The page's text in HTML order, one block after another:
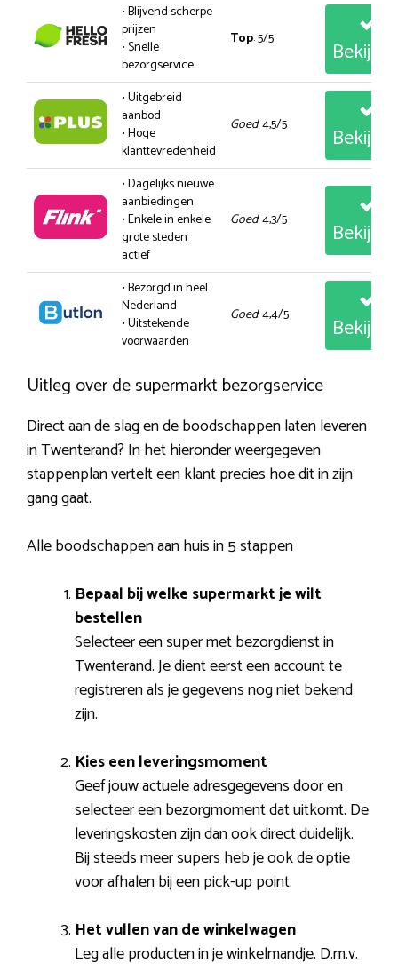
• Blijvend scherpe
prijzen
• Snelle
bezorgservice
Top: 5/5
• Uitgebreid
aanbod
• Hoge
klanttevredenheid
Goed: 4,5/5
• Dagelijks nieuwe
aanbiedingen
• Enkele in enkele
grote steden
actief
Goed: 4,3/5
• Bezorgd in heel
Nederland
• Uitstekende
voorwaarden
Goed: 4,4/5
Uitleg over de supermarkt bezorgservice
Direct aan de slag en de boodschappen laten leveren
in Twenterand? In het hieronder weergegeven
stappenplan vertelt een klant precies hoe dit in zijn
gang gaat.
Alle boodschappen aan huis in 5 stappen
Bepaal bij welke supermarkt je wilt
bestellen
Selecteer een super met bezorgdienst in
Twenterand. Je dient eerst een account te
registreren als je gegevens nog niet bekend
zijn.
Kies een leveringsmoment
Geef jouw actuele adresgegevens door en
selecteer een bezorgmoment dat uitkomt. De
leveringskosten zijn dan ook direct duidelijk.
Bij steeds meer supers heb je ook de optie
voor afhalen bij een pick-up point.
Het vullen van de winkelwagen
Leg alle producten in je winkelmandje. D.m.v.